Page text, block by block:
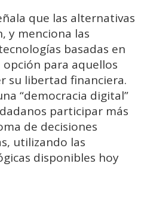
que las alternativas
y menciona las
basadas en
para aquellos
su libertad financiera.
“democracia digital”
participar más
de decisiones
utilizando las
disponibles hoy